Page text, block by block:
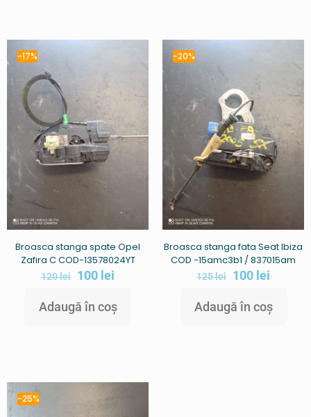
-17%
Broasca stanga spate Opel
Zafira C COD-13578024YT
120lei 100 lei
Adaugă în coș
-20%
Broasca stanga fata Seat Ibiza
COD -15amc3b1 / 837015am
125lei 100 lei
Adaugă în coș
-25%